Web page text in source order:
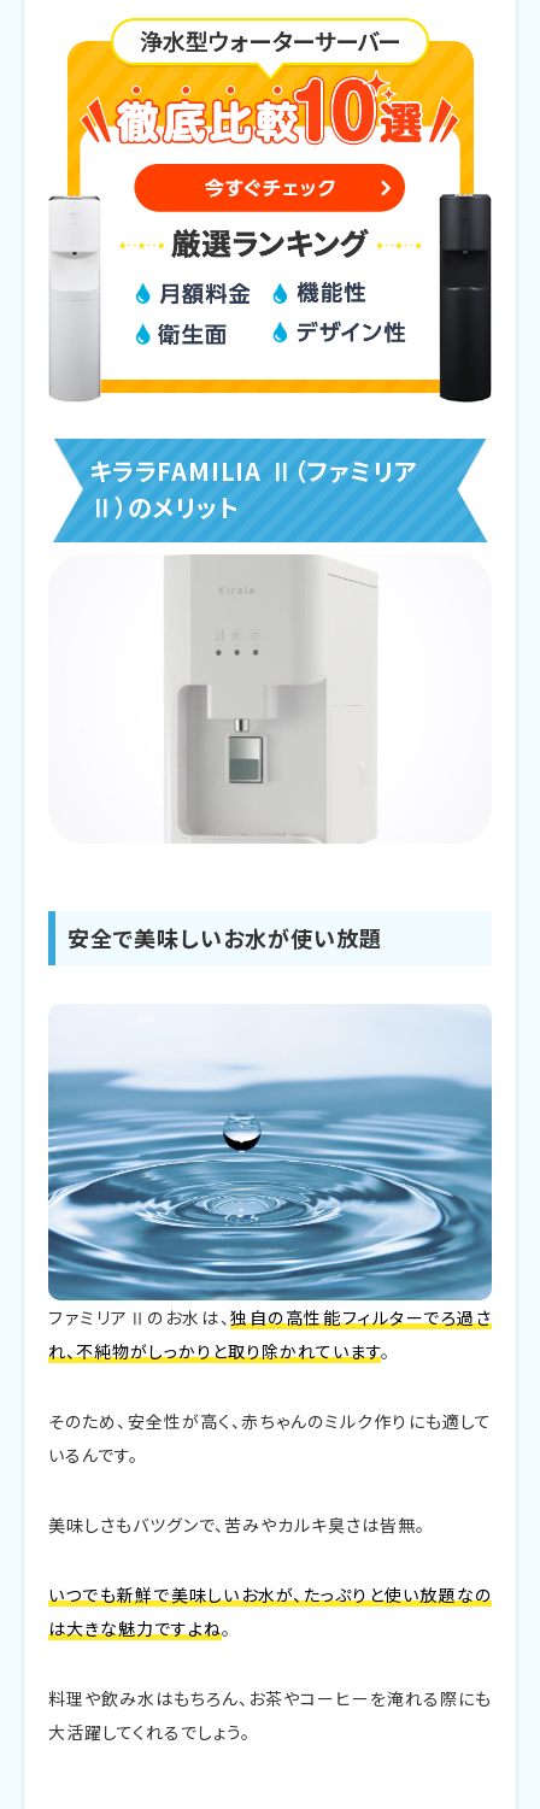
キララFAMILIA Ⅱ（ファミリア
Ⅱ）のメリット
安全で美味しいお水が使い放題
ファミリアⅡのお水は、独自の高性能フィルターでろ過さ
れ、不純物がしっかりと取り除かれています。
そのため、安全性が高く、赤ちゃんのミルク作りにも適して
いるんです。
美味しさもバツグンで、苦みやカルキ臭さは皆無。
いつでも新鮮で美味しいお水が、たっぷりと使い放題なの
は大きな魅力ですよね。
料理や飲み水はもちろん、お茶やコーヒーを淹れる際にも
大活躍してくれるでしょう。